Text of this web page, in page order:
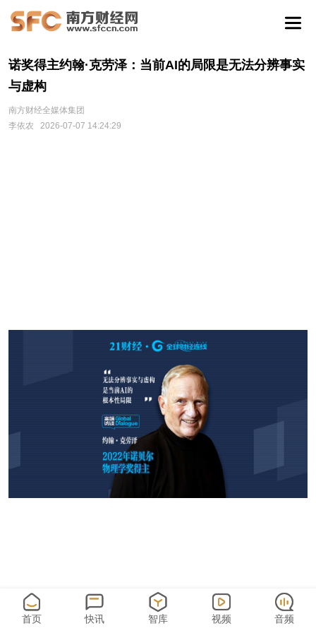
诺奖得主约翰·克劳泽：当前AI的局限是无法分辨事实
与虚构
南方财经全媒体集团
李依农
2026-07-07 14:24:29
首页 快讯 智库 视频 音频